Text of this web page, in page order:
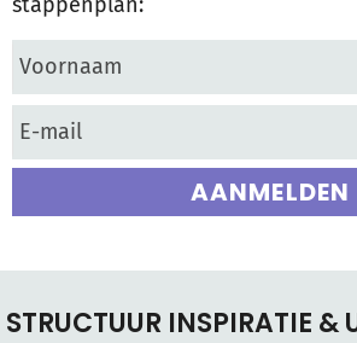
AANMELDEN
STRUCTUUR INSPIRATIE &